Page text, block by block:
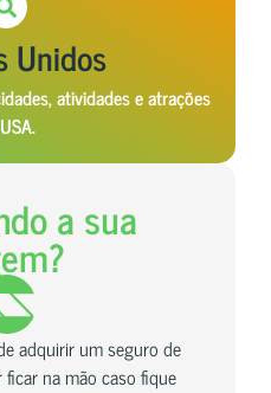
Unidos
atividades e atrações
a sua
adquirir um seguro de
na mão caso fique